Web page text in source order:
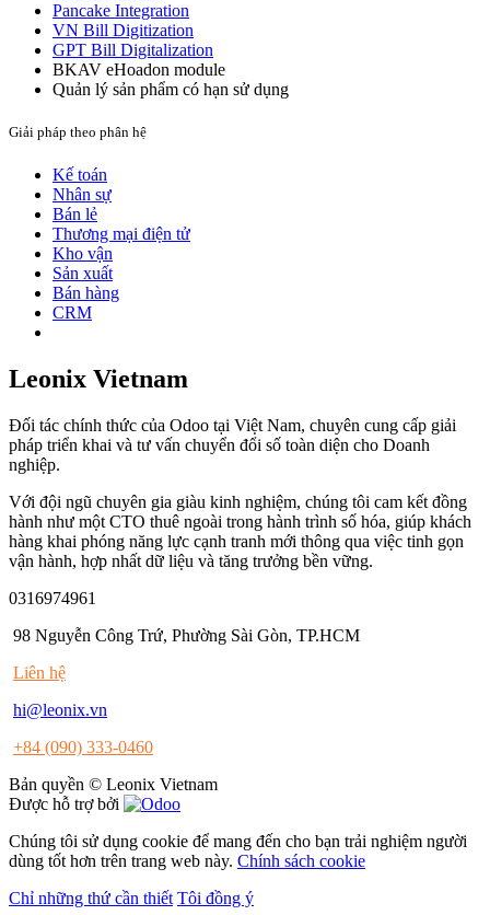
Pancake Integration
VN Bill Digitization
GPT Bill Digitalization
BKAV eHoadon module
Quản lý sản phẩm có hạn sử dụng
Giải pháp theo phân hệ
Kế toán
Nhân sự
Bán lẻ
Thương mại điện tử
Kho vận
Sản xuất
Bán hàng
CRM
Leonix Vietnam
Đối tác chính thức của Odoo tại Việt Nam, chuyên cung cấp giải
pháp triển khai và tư vấn chuyển đổi số toàn diện cho Doanh
nghiệp.
Với đội ngũ chuyên gia giàu kinh nghiệm, chúng tôi cam kết đồng
hành như một CTO thuê ngoài trong hành trình số hóa, giúp khách
hàng khai phóng năng lực cạnh tranh mới thông qua việc tinh gọn
vận hành, hợp nhất dữ liệu và tăng trưởng bền vững.
0316974961
98 Nguyễn Công Trứ, Phường Sài Gòn, TP.HCM
Liên hệ
hi@leonix.vn
+84 (090) 333-0460
Bản quyền © Leonix Vietnam
Được hỗ trợ bởi
Chúng tôi sử dụng cookie để mang đến cho bạn trải nghiệm người
dùng tốt hơn trên trang web này. Chính sách cookie
Chỉ những thứ cần thiết Tôi đồng ý